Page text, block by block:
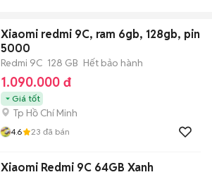
Xiaomi redmi 9C, ram 6gb, 128gb, pin
5000
Redmi 9C 128 GB Hết bảo hành
1.090.000 đ
Giá tốt
Tp Hồ Chí Minh
4.6 23 đã bán
Xiaomi Redmi 9C 64GB Xanh